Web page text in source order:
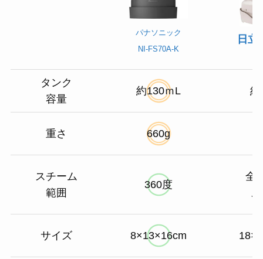
パナソニック
NI-FS70A-K
日立
タンク
容量
約130ｍL 約
重さ 660g
スチーム
範囲
360度
全
サイズ 8×13×16cm